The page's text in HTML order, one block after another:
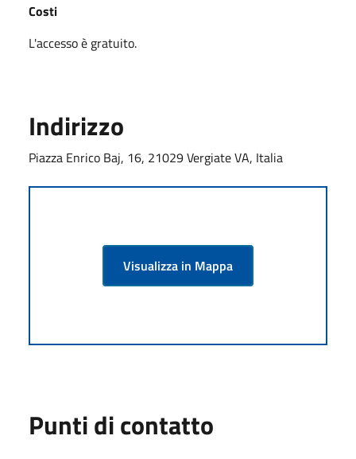
Costi
L'accesso è gratuito.
Indirizzo
Piazza Enrico Baj, 16, 21029 Vergiate VA, Italia
Visualizza in Mappa
Punti di contatto